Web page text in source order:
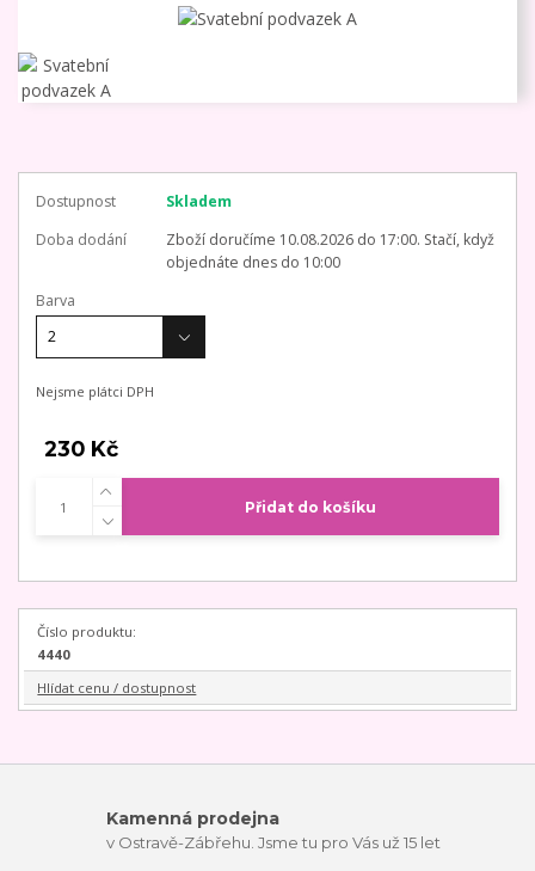
Dostupnost
Skladem
Doba dodání
Zboží doručíme 10.08.2026 do 17:00. Stačí, když
objednáte dnes do 10:00
Barva
Nejsme plátci DPH
230 Kč
Přidat do košíku
Číslo produktu:
4440
Hlídat cenu / dostupnost
Kamenná prodejna
v Ostravě-Zábřehu. Jsme tu pro Vás už 15 let